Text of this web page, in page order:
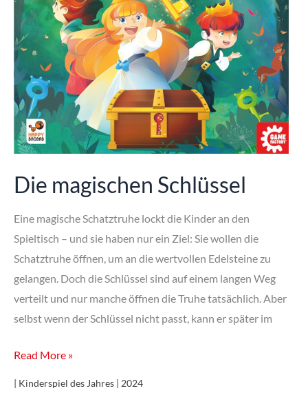
Die magischen Schlüssel
Eine magische Schatztruhe lockt die Kinder an den
Spieltisch – und sie haben nur ein Ziel: Sie wollen die
Schatztruhe öffnen, um an die wertvollen Edelsteine zu
gelangen. Doch die Schlüssel sind auf einem langen Weg
verteilt und nur manche öffnen die Truhe tatsächlich. Aber
selbst wenn der Schlüssel nicht passt, kann er später im
Die
Read More »
| Kinderspiel des Jahres | 2024